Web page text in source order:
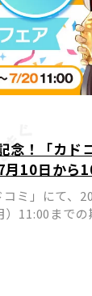
！「カド
10日から
ミ」にて、
11:00までの